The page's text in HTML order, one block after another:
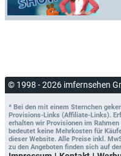
© 1998 - 2026 imfernsehen
* Bei den mit einem Sternchen
Provisions-Links (Affiliate-Links).
erhalten wir Provisionen im
bedeutet keine Mehrkosten für
dieser Website. Alle Preise inkl.
zu den Angeboten finden sich auf